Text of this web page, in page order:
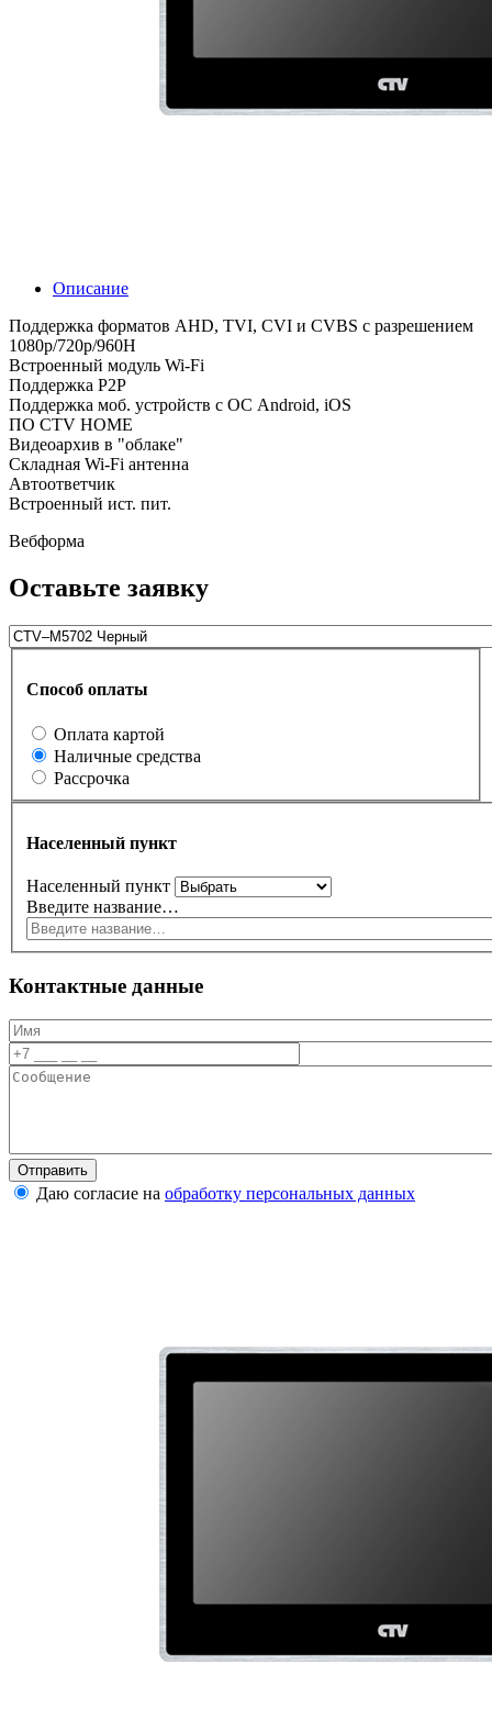
Описание
Поддержка форматов AHD, TVI, CVI и CVBS с разрешением
1080p/720p/960H
Встроенный модуль Wi-Fi
Поддержка P2P
Поддержка моб. устройств с ОС Android, iOS
ПО CTV HOME
Видеоархив в "облаке"
Складная Wi-Fi антенна
Автоответчик
Встроенный ист. пит.
Вебформа
Оставьте заявку
Способ оплаты
Оплата картой
Наличные средства
Рассрочка
Населенный пункт
Населенный пункт
Введите название…
Контактные данные
Даю согласие на обработку персональных данных